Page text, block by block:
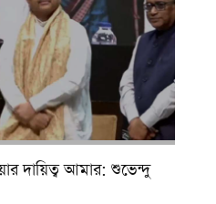
দায়িত্ব আমার: শুভেন্দু